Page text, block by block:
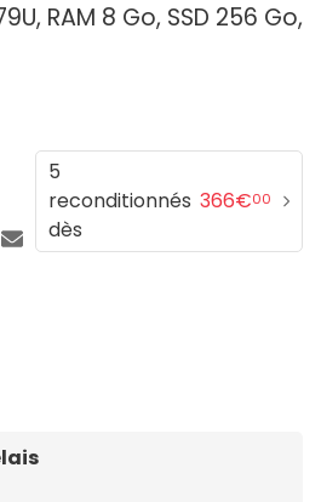
RAM 8 Go, SSD 256 Go,
5
reconditionnés
dès
366€00